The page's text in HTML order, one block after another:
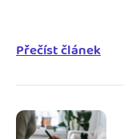
Přečíst článek